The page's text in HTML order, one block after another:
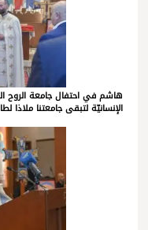
هاشم في احتفال جامعة الروح
الإنسانيّة لتبقى جامعتنا ملاذا